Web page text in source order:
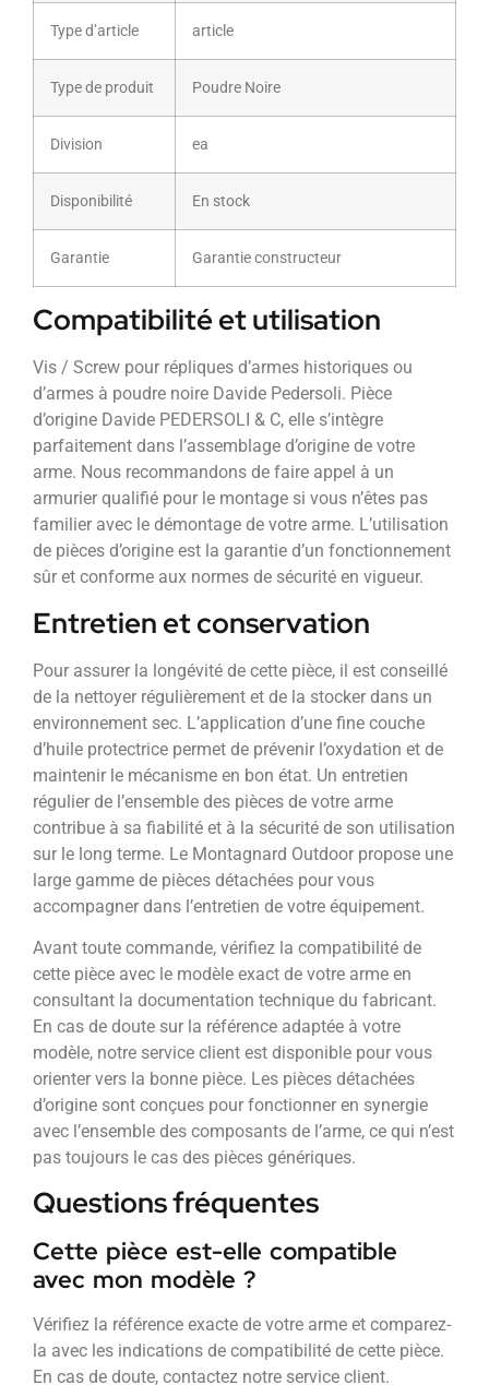
Type d’article article
Type de produit Poudre Noire
Division ea
Disponibilité En stock
Garantie Garantie constructeur
Compatibilité et utilisation
Vis / Screw pour répliques d’armes historiques ou
d’armes à poudre noire Davide Pedersoli. Pièce
d’origine Davide PEDERSOLI & C, elle s’intègre
parfaitement dans l’assemblage d’origine de votre
arme. Nous recommandons de faire appel à un
armurier qualifié pour le montage si vous n’êtes pas
familier avec le démontage de votre arme. L’utilisation
de pièces d’origine est la garantie d’un fonctionnement
sûr et conforme aux normes de sécurité en vigueur.
Entretien et conservation
Pour assurer la longévité de cette pièce, il est conseillé
de la nettoyer régulièrement et de la stocker dans un
environnement sec. L’application d’une fine couche
d’huile protectrice permet de prévenir l’oxydation et de
maintenir le mécanisme en bon état. Un entretien
régulier de l’ensemble des pièces de votre arme
contribue à sa fiabilité et à la sécurité de son utilisation
sur le long terme. Le Montagnard Outdoor propose une
large gamme de pièces détachées pour vous
accompagner dans l’entretien de votre équipement.
Avant toute commande, vérifiez la compatibilité de
cette pièce avec le modèle exact de votre arme en
consultant la documentation technique du fabricant.
En cas de doute sur la référence adaptée à votre
modèle, notre service client est disponible pour vous
orienter vers la bonne pièce. Les pièces détachées
d’origine sont conçues pour fonctionner en synergie
avec l’ensemble des composants de l’arme, ce qui n’est
pas toujours le cas des pièces génériques.
Questions fréquentes
Cette pièce est-elle compatible
avec mon modèle ?
Vérifiez la référence exacte de votre arme et comparez-
la avec les indications de compatibilité de cette pièce.
En cas de doute, contactez notre service client.